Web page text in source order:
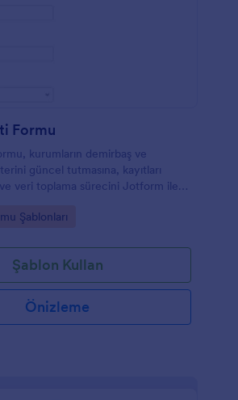
Formu
kurumların demirbaş ve
güncel tutmasına, kayıtları
ve veri toplama sürecini Jotform ile
Şablonları
Şablon Kullan
Önizleme